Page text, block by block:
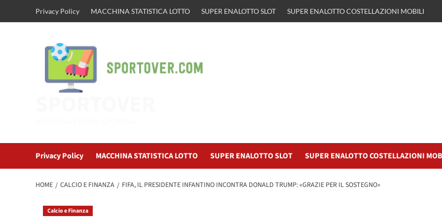
Privacy Policy MACCHINA STATISTICA LOTTO SUPER ENALOTTO SLOT SUPER ENALOTTO COSTELLAZIONI MOBILI
Privacy Policy MACCHINA STATISTICA LOTTO SUPER ENALOTTO SLOT SUPER ENALOTTO COSTELLAZIONI
HOME CALCIO E FINANZA FIFA, IL PRESIDENTE INFANTINO INCONTRA DONALD TRUMP: «GRAZIE PER IL SOSTEGNO»
Calcio e Finanza